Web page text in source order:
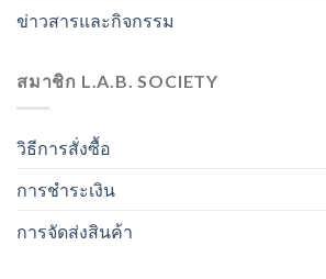
ข่าวสารและกิจกรรม
สมาชิก L.A.B. SOCIETY
วิธีการสั่งซื้อ
การชำระเงิน
การจัดส่งสินค้า